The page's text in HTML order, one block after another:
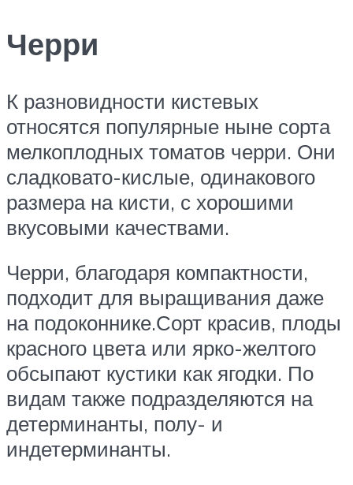
Черри
К разновидности кистевых
относятся популярные ныне сорта
мелкоплодных томатов черри. Они
сладковато-кислые, одинакового
размера на кисти, с хорошими
вкусовыми качествами.
Черри, благодаря компактности,
подходит для выращивания даже
на подоконнике.Сорт красив, плоды
красного цвета или ярко-желтого
обсыпают кустики как ягодки. По
видам также подразделяются на
детерминанты, полу- и
индетерминанты.